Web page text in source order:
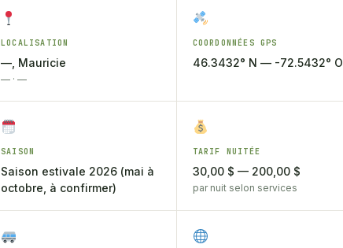
LOCALISATION
—, Mauricie
— · —
COORDONNÉES GPS
46.3432° N — -72.5432° O
SAISON
Saison estivale 2026 (mai à
octobre, à confirmer)
TARIF NUITÉE
30,00 $ — 200,00 $
par nuit selon services